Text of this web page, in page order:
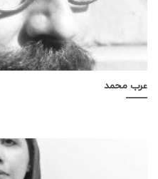
عرب محمد